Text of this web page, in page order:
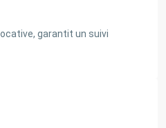
garantit un suivi